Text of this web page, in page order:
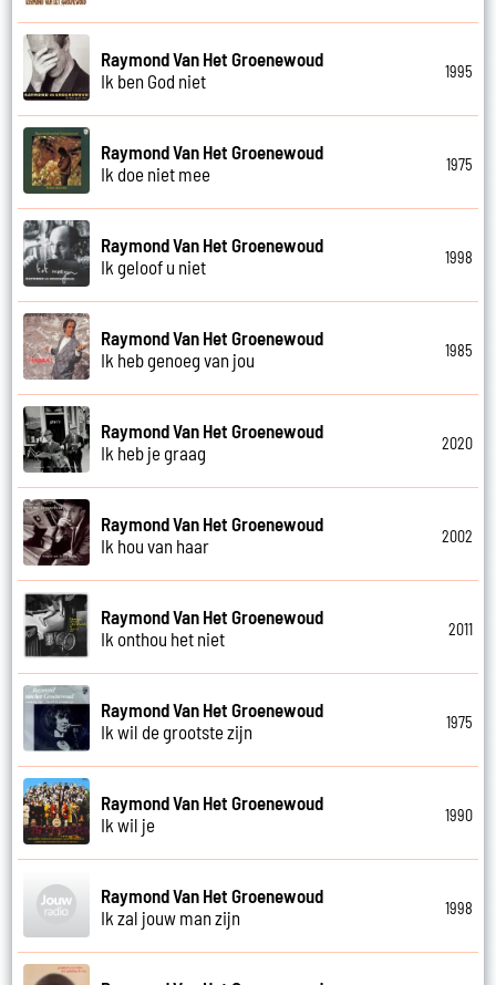
Raymond Van Het Groenewoud
Ik ben God niet
1995
Raymond Van Het Groenewoud
Ik doe niet mee
1975
Raymond Van Het Groenewoud
Ik geloof u niet
1998
Raymond Van Het Groenewoud
Ik heb genoeg van jou
1985
Raymond Van Het Groenewoud
Ik heb je graag
2020
Raymond Van Het Groenewoud
Ik hou van haar
2002
Raymond Van Het Groenewoud
Ik onthou het niet
2011
Raymond Van Het Groenewoud
Ik wil de grootste zijn
1975
Raymond Van Het Groenewoud
Ik wil je
1990
Raymond Van Het Groenewoud
Ik zal jouw man zijn
1998